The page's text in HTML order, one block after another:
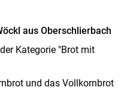
aus Oberschlierbach
Kategorie "Brot mit
und das Vollkornbrot